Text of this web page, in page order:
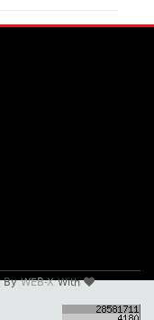
ByWEB-XWith